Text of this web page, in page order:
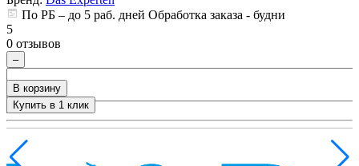
По РБ – до 5 раб. дней Обработка заказа - будни
5
0 отзывов
–
+
В корзину
Купить в 1 клик